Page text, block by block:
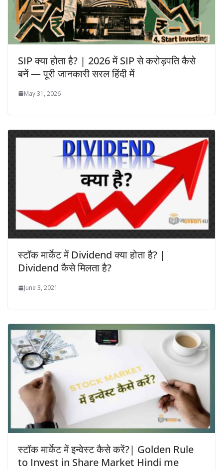
SIP क्या होता है? | 2026 में SIP से करोड़पति कैसे
बनें — पूरी जानकारी सरल हिंदी में
May 31, 2026
स्टॉक मार्केट में Dividend क्या होता है? |
Dividend कैसे मिलता है?
June 3, 2021
स्टॉक मार्केट में इन्वेस्ट कैसे करें?| Golden Rule
to Invest in Share Market Hindi me